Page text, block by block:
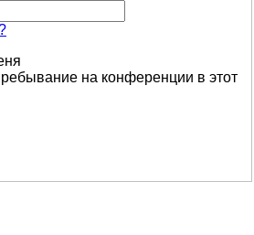
на конференции в этот